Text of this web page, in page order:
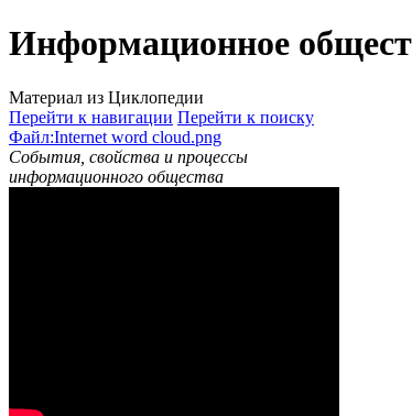
Информационное
Материал из Циклопедии
Перейти к навигации Перейти к поиску
Файл:Internet word cloud.png
События, свойства и процессы
информационного общества